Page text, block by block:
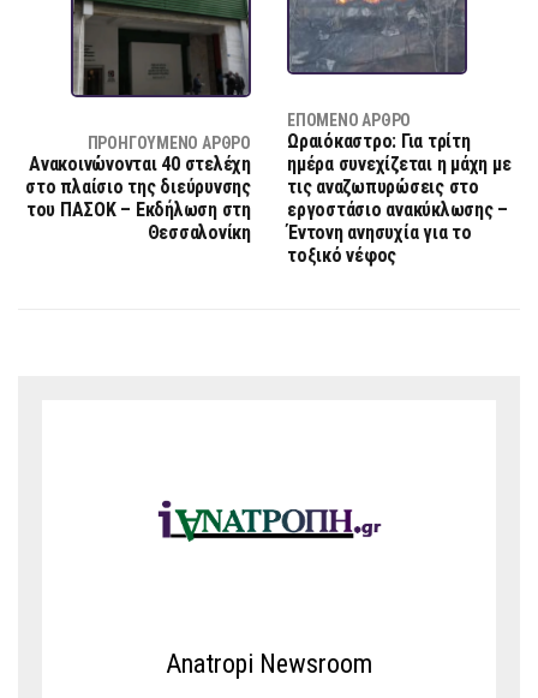
ΠΡΟΗΓΟΎΜΕΝΟ ΆΡΘΡΟ
Ανακοινώνονται 40 στελέχη
στο πλαίσιο της διεύρυνσης
του ΠΑΣΟΚ – Εκδήλωση στη
Θεσσαλονίκη
ΕΠΌΜΕΝΟ ΆΡΘΡΟ
Ωραιόκαστρο: Για τρίτη
ημέρα συνεχίζεται η μάχη με
τις αναζωπυρώσεις στο
εργοστάσιο ανακύκλωσης –
Έντονη ανησυχία για το
τοξικό νέφος
Anatropi Newsroom